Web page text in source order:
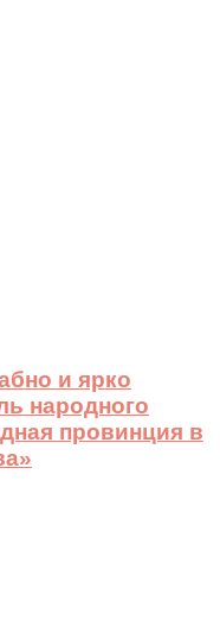
и ярко
народного
провинция в